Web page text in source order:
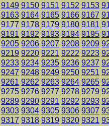
9149 9150 9151 9152 9153
9163 9164 9165 9166 9167
9177 9178 9179 9180 9181
9191 9192 9193 9194 9195
9205 9206 9207 9208 9209
9219 9220 9221 9222 9223
9233 9234 9235 9236 9237
9247 9248 9249 9250 9251
9261 9262 9263 9264 9265
9275 9276 9277 9278 9279
9289 9290 9291 9292 9293
9303 9304 9305 9306 9307
9317 9318 9319 9320 9321